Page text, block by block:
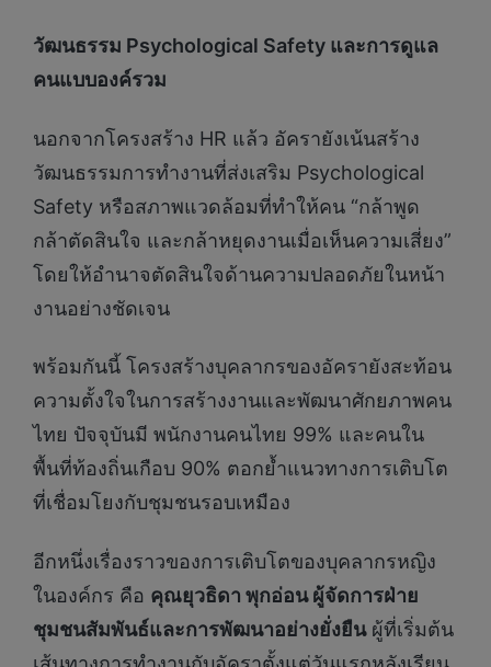
วัฒนธรรม Psychological Safety และการดูแล
คนแบบองค์รวม
นอกจากโครงสร้าง HR แล้ว อัครายังเน้นสร้าง
วัฒนธรรมการทำงานที่ส่งเสริม Psychological
Safety หรือสภาพแวดล้อมที่ทำให้คน “กล้าพูด
กล้าตัดสินใจ และกล้าหยุดงานเมื่อเห็นความเสี่ยง”
โดยให้อำนาจตัดสินใจด้านความปลอดภัยในหน้า
งานอย่างชัดเจน
พร้อมกันนี้ โครงสร้างบุคลากรของอัครายังสะท้อน
ความตั้งใจในการสร้างงานและพัฒนาศักยภาพคน
ไทย ปัจจุบันมี พนักงานคนไทย 99% และคนใน
พื้นที่ท้องถิ่นเกือบ 90% ตอกย้ำแนวทางการเติบโต
ที่เชื่อมโยงกับชุมชนรอบเหมือง
อีกหนึ่งเรื่องราวของการเติบโตของบุคลากรหญิง
ในองค์กร คือ คุณยุวธิดา พุกอ่อน ผู้จัดการฝ่าย
ชุมชนสัมพันธ์และการพัฒนาอย่างยั่งยืนผู้ที่เริ่มต้น